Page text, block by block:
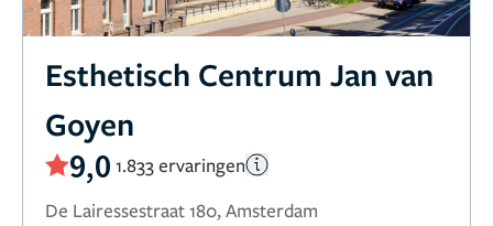
Esthetisch Centrum Jan van
Goyen
9,0 1.833 ervaringen
De Lairessestraat 180, Amsterdam